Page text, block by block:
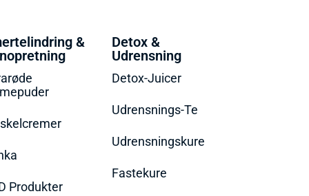
&
Produkter
Detox &
Udrensning
Detox-Juicer
Udrensnings-Te
Udrensningskure
Fastekure